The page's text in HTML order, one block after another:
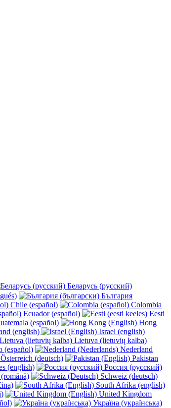
Беларусь (русский)
България
Chile (español)
Colombia
Ecuador (español)
Eesti
(español)
Hong
(english)
Israel (english)
Lietuva (lietuvių kalba)
(español)
Nederland
Österreich (deutsch)
Pakistan
(english)
Россия (русский)
Schweiz (deutsch)
South Afrika (english)
United Kingdom
Україна (українська)